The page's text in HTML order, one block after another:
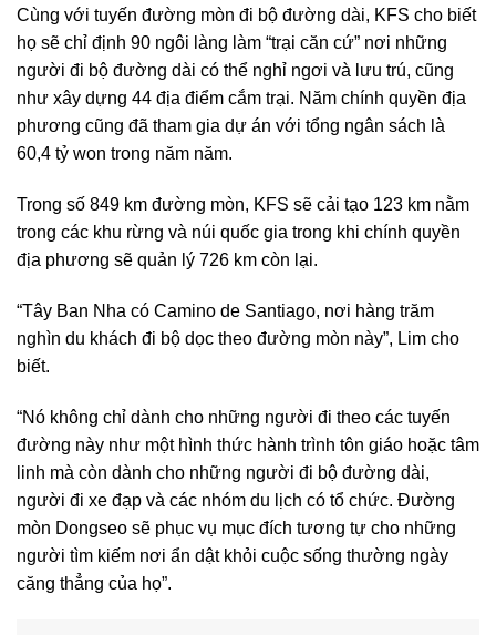
Cùng với tuyến đường mòn đi bộ đường dài, KFS cho biết
họ sẽ chỉ định 90 ngôi làng làm “trại căn cứ” nơi những
người đi bộ đường dài có thể nghỉ ngơi và lưu trú, cũng
như xây dựng 44 địa điểm cắm trại. Năm chính quyền địa
phương cũng đã tham gia dự án với tổng ngân sách là
60,4 tỷ won trong năm năm.
Trong số 849 km đường mòn, KFS sẽ cải tạo 123 km nằm
trong các khu rừng và núi quốc gia trong khi chính quyền
địa phương sẽ quản lý 726 km còn lại.
“Tây Ban Nha có Camino de Santiago, nơi hàng trăm
nghìn du khách đi bộ dọc theo đường mòn này”, Lim cho
biết.
“Nó không chỉ dành cho những người đi theo các tuyến
đường này như một hình thức hành trình tôn giáo hoặc tâm
linh mà còn dành cho những người đi bộ đường dài,
người đi xe đạp và các nhóm du lịch có tổ chức. Đường
mòn Dongseo sẽ phục vụ mục đích tương tự cho những
người tìm kiếm nơi ẩn dật khỏi cuộc sống thường ngày
căng thẳng của họ”.